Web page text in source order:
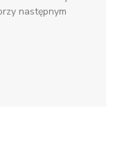
następnym